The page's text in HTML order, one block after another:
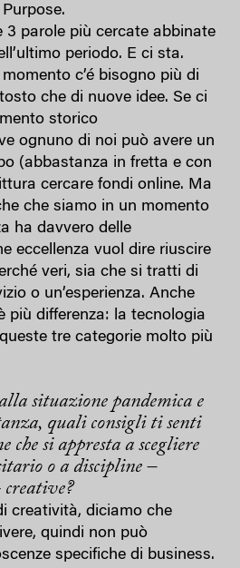
3 parole più cercate abbinate
periodo. E ci sta.
c’é bisogno più di
che di nuove idee. Se ci
storico
ognuno di noi può avere un
(abbastanza in fretta e con
cercare fondi online. Ma
che siamo in un momento
ha davvero delle
eccellenza vuol dire riuscire
veri, sia che si tratti di
o un’esperienza. Anche
più differenza: la tecnologia
tre categorie molto più
situazione pandemica e
quali consigli ti senti
che si appresta a scegliere
o a discipline –
creatività, diciamo che
quindi non può
specifiche di business.